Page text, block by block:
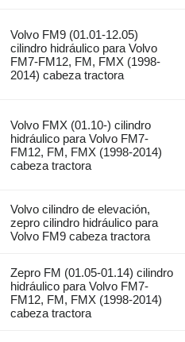
Volvo FM9 (01.01-12.05)
cilindro hidráulico para Volvo
FM7-FM12, FM, FMX (1998-
2014) cabeza tractora
Volvo FMX (01.10-) cilindro
hidráulico para Volvo FM7-
FM12, FM, FMX (1998-2014)
cabeza tractora
Volvo cilindro de elevación,
zepro cilindro hidráulico para
Volvo FM9 cabeza tractora
Zepro FM (01.05-01.14) cilindro
hidráulico para Volvo FM7-
FM12, FM, FMX (1998-2014)
cabeza tractora